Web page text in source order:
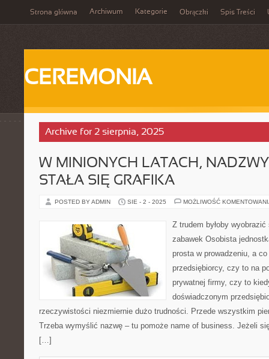
Strona główna Archiwum Kategorie Obrączki Spis Treści
CEREMONIA
Archive for 2 sierpnia, 2025
W MINIONYCH LATACH,
STAŁA SIĘ GRAFIKA
POSTED BY ADMIN SIE - 2 - 2025 MOŻLIWOŚĆ
Z trudem byłoby
zabawek Osobista
prosta w prowadzeniu, a
przedsiębiorcy, czy to na
prywatnej firmy, czy to
doświadczonym
rzeczywistości niezmiernie dużo trudności. Przede wszystkim
Trzeba wymyślić nazwę – tu pomoże name of business. Jeżeli
[…]